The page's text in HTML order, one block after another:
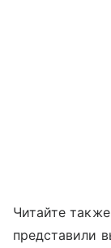
Читайте
представили